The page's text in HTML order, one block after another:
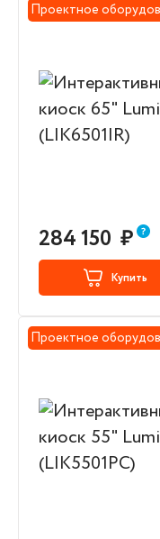
Проектное
284 150 ₽
Купить
Проектное